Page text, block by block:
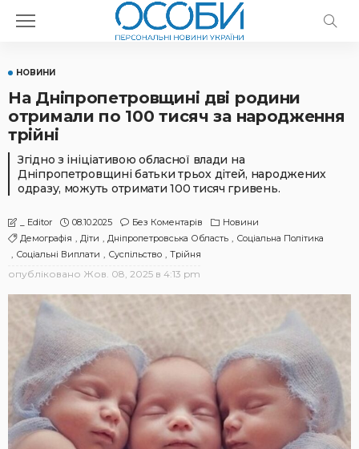
НОВИНИ
На Дніпропетровщині дві родини
отримали по 100 тисяч за народження
трійні
Згідно з ініціативою обласної влади на
Дніпропетровщині батьки трьох дітей, народжених
одразу, можуть отримати 100 тисяч гривень.
_ Editor 08.10.2025 Без Коментарів
Новини
Демографія
Діти Дніпропетровська Область
Соціальна Політика
Соціальні Виплати
Суспільство Трійня
опубліковано Жов. 08, 2025 в 4:13 pm